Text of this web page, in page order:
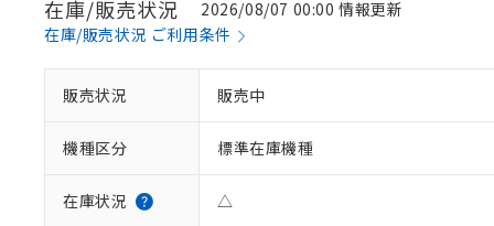
在庫/販売状況
2026/08/07 00:00 情報更新
在庫/販売状況 ご利用条件
販売状況 販売中
機種区分 標準在庫機種
在庫状況 △